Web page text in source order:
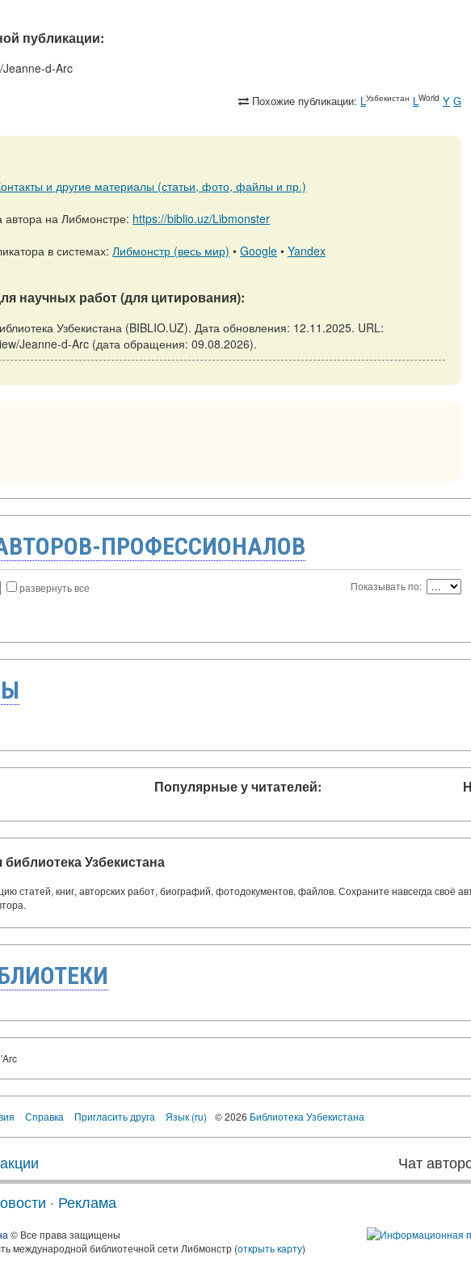
публикации:
d-Arc
Похожие публикации: LУзбекистан LWorld Y G
и другие материалы (статьи, фото, файлы и пр.)
на Либмонстре: https://biblio.uz/Libmonster
в системах: Либмонстр (весь мир) • Google • Yandex
научных работ (для цитирования):
Узбекистана (BIBLIO.UZ). Дата обновления: 12.11.2025. URL:
Jeanne-d-Arc (дата обращения: 09.08.2026).
ПРОФЕССИОНАЛОВ
развернуть все Показывать по:
Популярные у читателей:
Узбекистана
статей, книг, авторских работ, биографий, фотодокументов, файлов. Сохраните навсегда своё
Справка Пригласить друга Язык (ru) © 2026 Библиотека Узбекистана
Чат
· Реклама
© Все права защищены
международной библиотечной сети Либмонстр (открыть карту)